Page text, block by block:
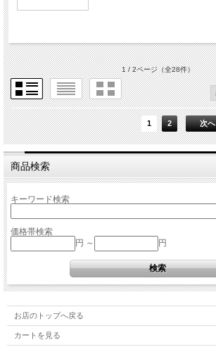
1 / 2ページ（全28件）
1 2 次へ
商品検索
キーワード検索
価格帯検索
円 ～
円
お店のトップへ戻る
カートを見る